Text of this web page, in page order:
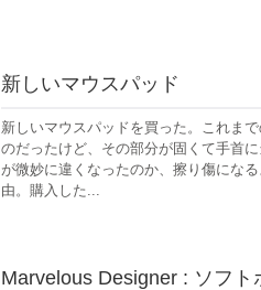
新しいマウスパッド
新しいマウスパッドを買った。これま
のだったけど、その部分が固くて手首
が微妙に違くなったのか、擦り傷にな
由。購入した...
Marvelous Designer : ソフ